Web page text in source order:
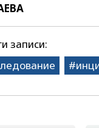
записи: